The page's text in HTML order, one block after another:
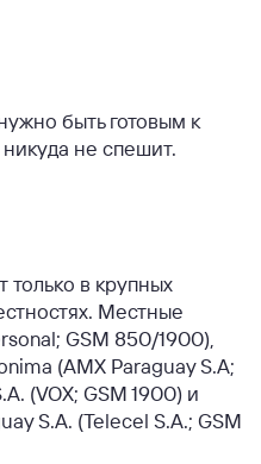
быть готовым к
не спешит.
только в крупных
Местные
GSM 850/1900),
(AMX Paraguay S.A;
(VOX; GSM 1900) и
S.A. (Telecel S.A.; GSM